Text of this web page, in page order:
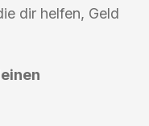
dir helfen, Geld